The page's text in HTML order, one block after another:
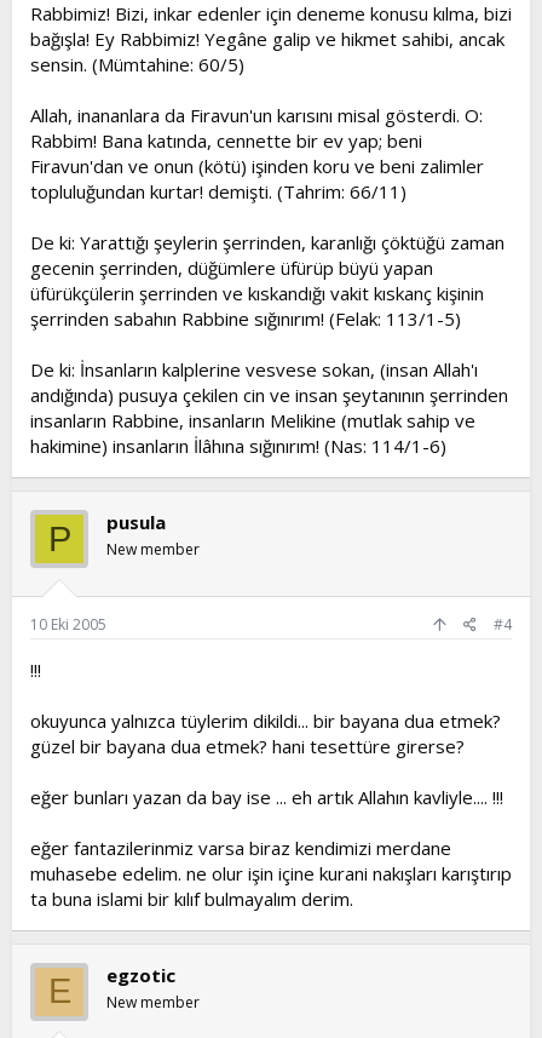
Rabbimiz! Bizi, inkar edenler için deneme konusu kılma, bizi
bağışla! Ey Rabbimiz! Yegâne galip ve hikmet sahibi, ancak
sensin. (Mümtahine: 60/5)
Allah, inananlara da Firavun'un karısını misal gösterdi. O:
Rabbim! Bana katında, cennette bir ev yap; beni
Firavun'dan ve onun (kötü) işinden koru ve beni zalimler
topluluğundan kurtar! demişti. (Tahrim: 66/11)
De ki: Yarattığı şeylerin şerrinden, karanlığı çöktüğü zaman
gecenin şerrinden, düğümlere üfürüp büyü yapan
üfürükçülerin şerrinden ve kıskandığı vakit kıskanç kişinin
şerrinden sabahın Rabbine sığınırım! (Felak: 113/1-5)
De ki: İnsanların kalplerine vesvese sokan, (insan Allah'ı
andığında) pusuya çekilen cin ve insan şeytanının şerrinden
insanların Rabbine, insanların Melikine (mutlak sahip ve
hakimine) insanların İlâhına sığınırım! (Nas: 114/1-6)
P pusula
New member
10 Eki 2005 #4
!!!
okuyunca yalnızca tüylerim dikildi... bir bayana dua etmek?
güzel bir bayana dua etmek? hani tesettüre girerse?
eğer bunları yazan da bay ise ... eh artık Allahın kavliyle.... !!!
eğer fantazilerinmiz varsa biraz kendimizi merdane
muhasebe edelim. ne olur işin içine kurani nakışları karıştırıp
ta buna islami bir kılıf bulmayalım derim.
E egzotic
New member